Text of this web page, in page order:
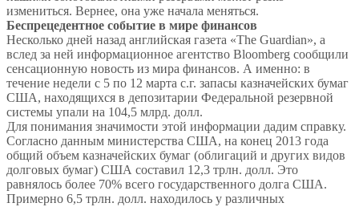
измениться. Вернее, она уже начала меняться.
Беспрецедентное событие в мире финансов
Несколько дней назад английская газета «The Guardian», а
вслед за ней информационное агентство Bloomberg сообщили
сенсационную новость из мира финансов. А именно: в
течение недели с 5 по 12 марта с.г. запасы казначейских бумаг
США, находящихся в депозитарии Федеральной резервной
системы упали на 104,5 млрд. долл.
Для понимания значимости этой информации дадим справку.
Согласно данным министерства США, на конец 2013 года
общий объем казначейских бумаг (облигаций и других видов
долговых бумаг) США составил 12,3 трлн. долл. Это
равнялось более 70% всего государственного долга США.
Примерно 6,5 трлн. долл. находилось у различных